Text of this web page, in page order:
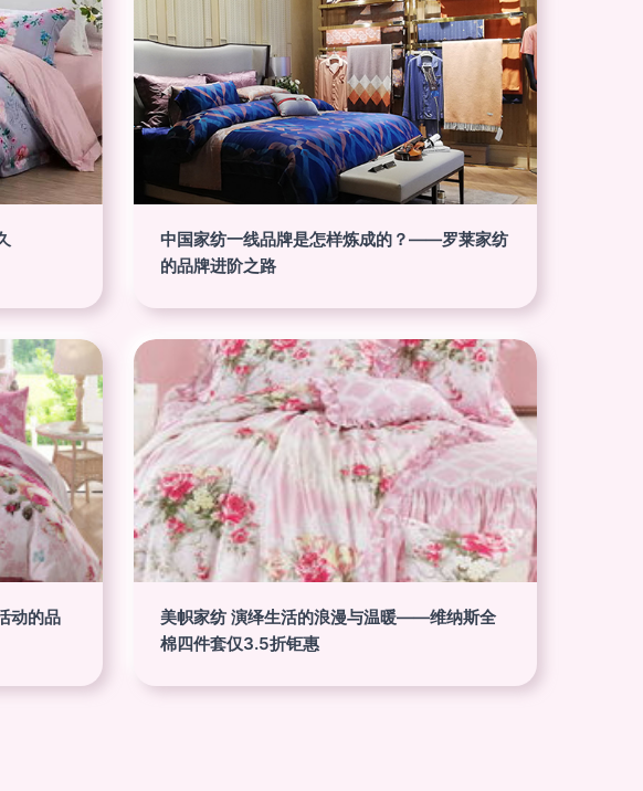
中国家纺一线品牌是怎样炼成的？——罗莱家纺
的品牌进阶之路
动的品
美帜家纺 演绎生活的浪漫与温暖——维纳斯全
棉四件套仅3.5折钜惠